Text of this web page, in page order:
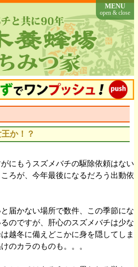
か！？
にもうスズメバチの駆除依頼はない
ろが、今年最後になるだろう出動依
届かない場所で数件、この季節にな
のですが、肝心のスズメバチは少な
越冬に備えどこかに身を隠してしま
のカラのものも。。。
MENU
open & close